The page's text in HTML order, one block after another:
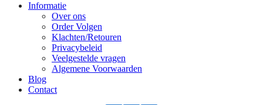
Informatie
Over ons
Order Volgen
Klachten/Retouren
Privacybeleid
Veelgestelde vragen
Algemene Voorwaarden
Blog
Contact